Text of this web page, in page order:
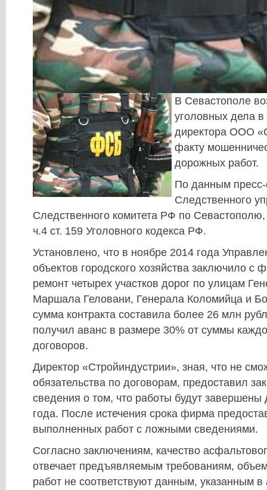
В Севастополе
уголовных дела
директора ООО
факту
дорожных работ.
По данным
Следственного
Следственного комитета РФ по
ч.4 ст. 159 Уголовного кодекса РФ.
Установлено, что в ноябре 2014 года
объектов городского хозяйства заключило с
ремонт четырех участков дорог по улицам
Маршала Геловани, Генерала Коломийца и
сумма контракта составила более 26 млн
получил аванс в размере 30% от суммы
договоров.
Директор «Стройиндустрии», зная, что не
обязательства по договорам, предоставил
сведения о том, что работы будут завершены
года. После истечения срока фирма
выполненных работ с ложными сведениями.
Согласно заключениям, качество
отвечает предъявляемым требованиям,
работ не соответствуют данным, указанным в